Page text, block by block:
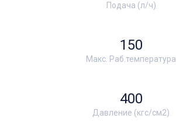
Подача (л/ч)
Макс. Раб.температура
150
Давление (кгс/см2)
400